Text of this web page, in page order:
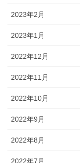
2023年2月
2023年1月
2022年12月
2022年11月
2022年10月
2022年9月
2022年8月
2022年7月